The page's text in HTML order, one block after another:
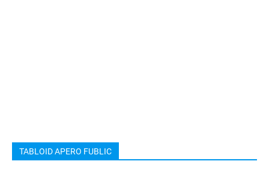
TABLOID APERO FUBLIC